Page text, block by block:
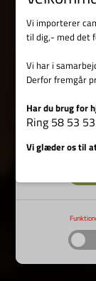
Vi importerer
til dig,- med det
Vi har i
Derfor fremgår
Har du brug for
Ring 58 53
Vi glæder os til